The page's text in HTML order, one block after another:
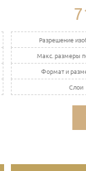
Разрешение
Макс. размеры
Формат и
Слои